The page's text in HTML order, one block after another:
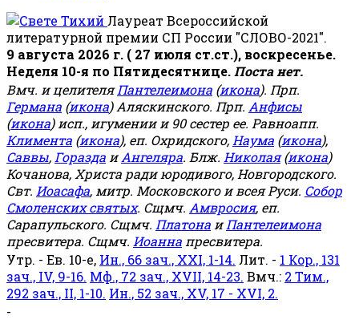
Лауреат Всероссийской
литературной премии СП России "СЛОВО-2021".
9 августа 2026 г. ( 27 июля ст.ст.), воскресенье.
Неделя 10-я по Пятидесятнице. Поста нет.
Вмч. и целителяПантелеимона (икона). Прп.
Германа (икона) Аляскинского. Прп. Анфисы
(икона) исп., игумении и 90 сестер ее. Равноапп.
Климента (икона), еп. Охридского, Наума (икона),
Саввы, Горазда иАнгеляра. Блж. Николая(икона)
Кочанова, Христа ради юродивого, Новгородского.
Свт. Иоасафа, митр. Московского и всея Руси. Собор
Смоленских святых. Сщмч. Амвросия, еп.
Сарапульского. Сщмч. Платона иПантелеимона
пресвитера. Сщмч. Иоанна пресвитера.
Утр. - Ев. 10-е, Ин., 66 зач., XXI, 1-14. Лит. - 1 Кор., 131
зач., IV, 9-16. Мф., 72 зач., XVII, 14-23. Вмч.: 2 Тим.,
292 зач., II, 1-10. Ин., 52 зач., XV, 17 - XVI, 2.
-